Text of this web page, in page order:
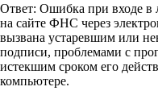
Ответ: Ошибка при входе в
на сайте ФНС через
вызвана устаревшим или
подписи, проблемами с
истекшим сроком его
компьютере.